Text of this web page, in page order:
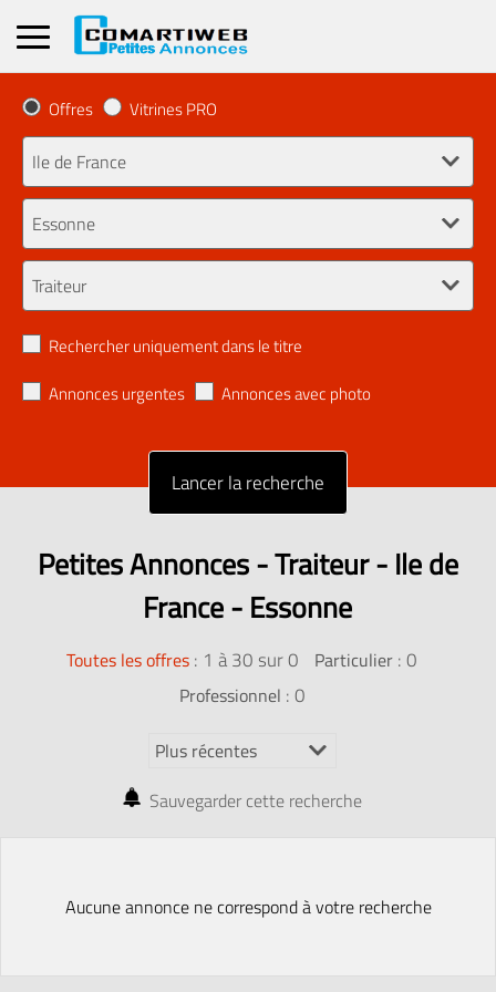
Offres Vitrines PRO
Rechercher uniquement dans le titre
Annonces urgentes
Annonces avec photo
Petites Annonces - Traiteur - Ile de
France - Essonne
Toutes les offres : 1 à 30 sur 0 Particulier : 0
Professionnel : 0
Sauvegarder cette recherche
Aucune annonce ne correspond à votre recherche